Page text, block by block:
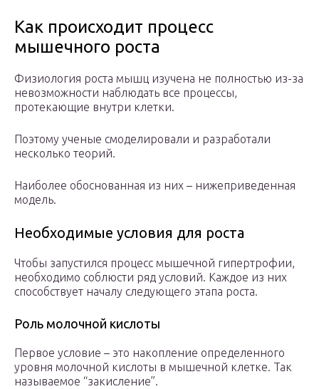
Как происходит процесс
мышечного роста
Физиология роста мышц изучена не полностью из-за
невозможности наблюдать все процессы,
протекающие внутри клетки.
Поэтому ученые смоделировали и разработали
несколько теорий.
Наиболее обоснованная из них – нижеприведенная
модель.
Необходимые условия для роста
Чтобы запустился процесс мышечной гипертрофии,
необходимо соблюсти ряд условий. Каждое из них
способствует началу следующего этапа роста.
Роль молочной кислоты
Первое условие – это накопление определенного
уровня молочной кислоты в мышечной клетке. Так
называемое “закисление”.